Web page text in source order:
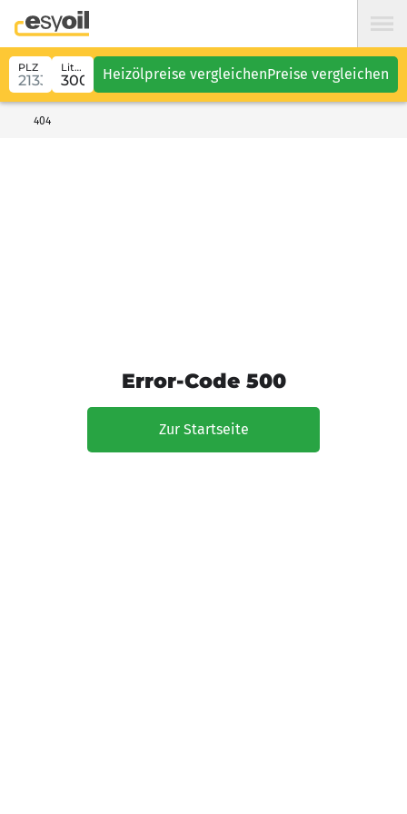
PLZ Liter Heizölpreise vergleichenPreise vergleichen
404
Error-Code 500
Zur Startseite